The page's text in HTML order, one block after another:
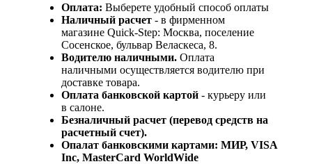
Оплата: Выберете удобный способ оплаты
Наличный расчет - в фирменном
магазине Quick-Step: Москва, поселение
Сосенское, бульвар Веласкеса, 8.
Водителю наличными. Оплата
наличными осуществляется водителю при
доставке товара.
Оплата банковской картой - курьеру или
в салоне.
Безналичный расчет (перевод средств на
расчетный счет).
Опалат банковскими картами: МИР, VISA
Inc, MasterCard WorldWide